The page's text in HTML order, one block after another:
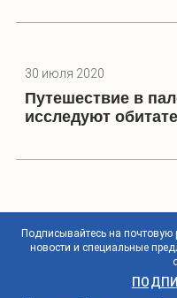
30 июля 2020
Путешествие в
исследуют
Подписывайтесь на почтовую
новости и специальные